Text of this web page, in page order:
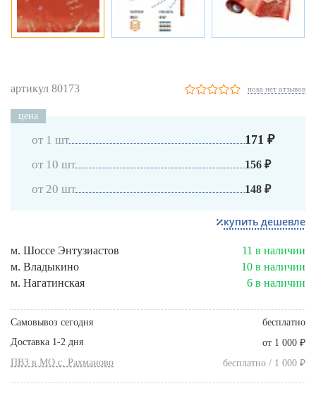
артикул 80173 пока нет отзывов
цена
от 1 шт 171 ₽
от 10 шт 156 ₽
от 20 шт 148 ₽
купить дешевле
м. Шоссе Энтузиастов
11 в наличии
м. Владыкино
10 в наличии
м. Нагатинская
6 в наличии
Самовывоз сегодня
бесплатно
Доставка 1-2 дня
от 1 000 ₽
ПВЗ в МО с. Рахманово бесплатно / 1 000 ₽